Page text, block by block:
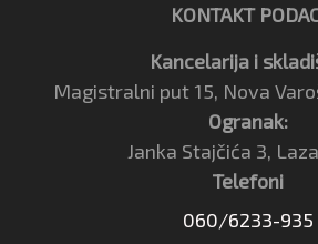
KONTAKT
Kancelarija i
Magistralni put 15, Nova
Ogranak:
Janka Stajčića 3,
Telefoni
060/6233-935